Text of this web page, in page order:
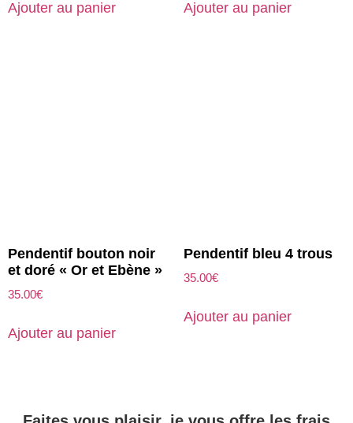
Ajouter au panier Ajouter au panier
Pendentif bouton noir
et doré « Or et Ebène »
35.00€
Ajouter au panier
Pendentif bleu 4 trous
35.00€
Ajouter au panier